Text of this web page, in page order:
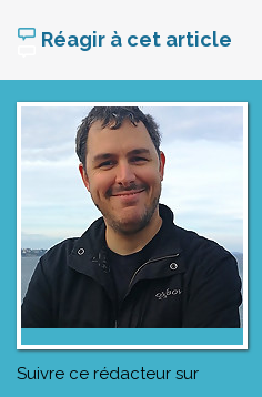
Réagir à cet article
Suivre ce rédacteur sur